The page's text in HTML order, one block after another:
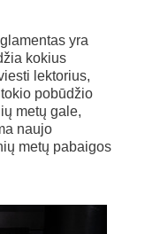
yra
kokius
lektorius,
pobūdžio
metų gale,
naujo
metų pabaigos